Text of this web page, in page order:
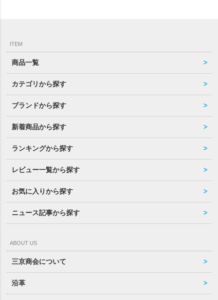
ITEM
商品一覧
カテゴリから探す
ブランドから探す
新着商品から探す
ランキングから探す
レビュー一覧から探す
お気に入りから探す
ニュース記事から探す
ABOUT US
三京商会について
沿革